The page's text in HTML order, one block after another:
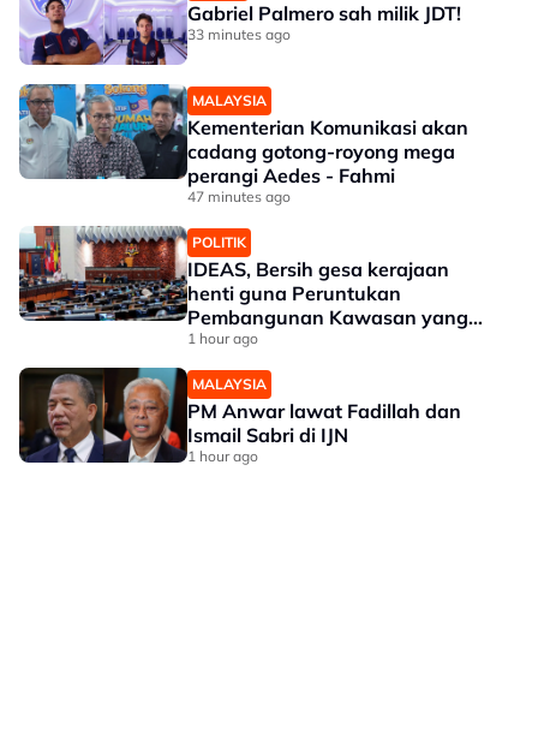
Gabriel Palmero sah milik JDT!
33 minutes ago
MALAYSIA
Kementerian Komunikasi akan
cadang gotong-royong mega
perangi Aedes - Fahmi
47 minutes ago
POLITIK
IDEAS, Bersih gesa kerajaan
henti guna Peruntukan
Pembangunan Kawasan yang
didakwa sebagai alat politik
1 hour ago
MALAYSIA
PM Anwar lawat Fadillah dan
Ismail Sabri di IJN
1 hour ago